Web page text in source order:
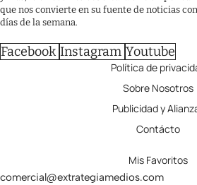
que nos convierte en su fuente de noticias
días de la semana.
Facebook Instagram Youtube
Política de
Sobre Nosotros
Publicidad y
Contácto
Mis Favoritos
comercial@extrategiamedios.com